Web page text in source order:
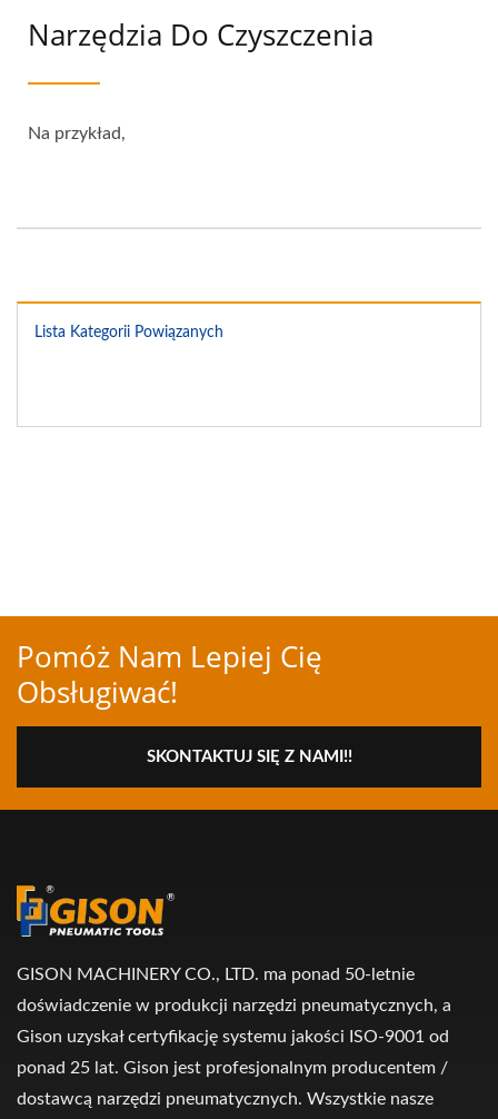
Narzędzia Do Czyszczenia
Na przykład,
Lista Kategorii Powiązanych
Pomóż Nam Lepiej Cię
Obsługiwać!
SKONTAKTUJ SIĘ Z NAMI!!
GISON MACHINERY CO., LTD. ma ponad 50-letnie
doświadczenie w produkcji narzędzi pneumatycznych, a
Gison uzyskał certyfikację systemu jakości ISO-9001 od
ponad 25 lat. Gison jest profesjonalnym producentem /
dostawcą narzędzi pneumatycznych. Wszystkie nasze